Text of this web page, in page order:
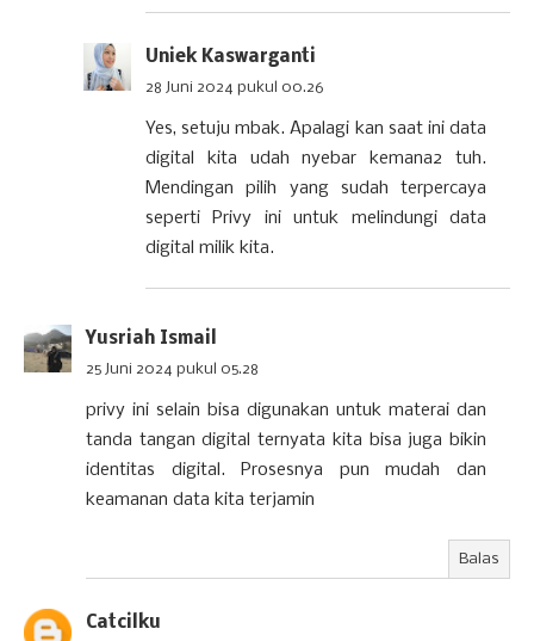
Uniek Kaswarganti
28 Juni 2024 pukul 00.26
Yes, setuju mbak. Apalagi kan saat ini data
digital kita udah nyebar kemana2 tuh.
Mendingan pilih yang sudah terpercaya
seperti Privy ini untuk melindungi data
digital milik kita.
Yusriah Ismail
25 Juni 2024 pukul 05.28
privy ini selain bisa digunakan untuk materai dan
tanda tangan digital ternyata kita bisa juga bikin
identitas digital. Prosesnya pun mudah dan
keamanan data kita terjamin
Balas
Catcilku